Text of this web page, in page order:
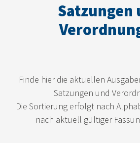
Satzungen
Finde hier die aktuellen
Satzungen und
Die Sortierung erfolgt nach
nach aktuell gültiger